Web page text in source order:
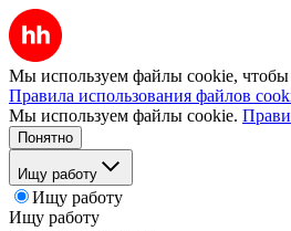
Мы используем файлы cookie, чтобы
Правила использования файлов
Мы используем файлы cookie.
Понятно
Ищу работу
Ищу работу
Ищу работу